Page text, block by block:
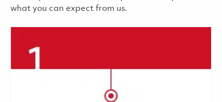
what you can expect from us.